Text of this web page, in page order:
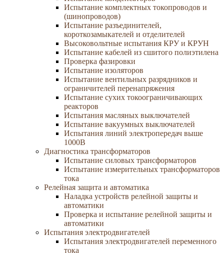
Испытание комплектных токопроводов и
(шинопроводов)
Испытание разъединителей,
короткозамыкателей и отделителей
Высоковольтные испытания КРУ и КРУН
Испытание кабелей из сшитого полиэтилена
Проверка фазировки
Испытание изоляторов
Испытание вентильных разрядников и
ограничителей перенапряжения
Испытание сухих токоограничивающих
реакторов
Испытания масляных выключателей
Испытание вакуумных выключателей
Испытания линий электропередач выше
1000В
Диагностика трансформаторов
Испытание силовых трансформаторов
Испытание измерительных трансформаторов
тока
Релейная защита и автоматика
Наладка устройств релейной защиты и
автоматики
Проверка и испытание релейной защиты и
автоматики
Испытания электродвигателей
Испытания электродвигателей переменного
тока